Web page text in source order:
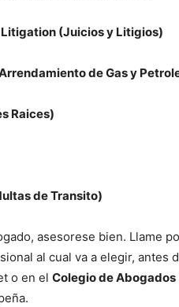
(Juicios y Litigios)
de Gas y
Raices)
de Transito)
asesorese bien. Llame
al cual va a elegir, antes
o en el Colegio de Abogados